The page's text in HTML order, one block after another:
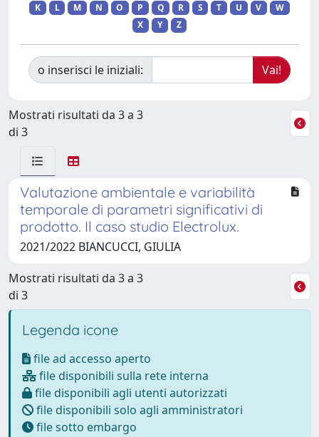
K
L M N O P Q R S T U V
W
X
Y Z
o inserisci le iniziali:
Mostrati risultati da 3 a 3
di 3
Valutazione ambientale e variabilità
temporale di parametri significativi di
prodotto. Il caso studio Electrolux.
2021/2022 BIANCUCCI, GIULIA
Mostrati risultati da 3 a 3
di 3
Legenda icone
file ad accesso aperto
file disponibili sulla rete interna
file disponibili agli utenti autorizzati
file disponibili solo agli amministratori
file sotto embargo